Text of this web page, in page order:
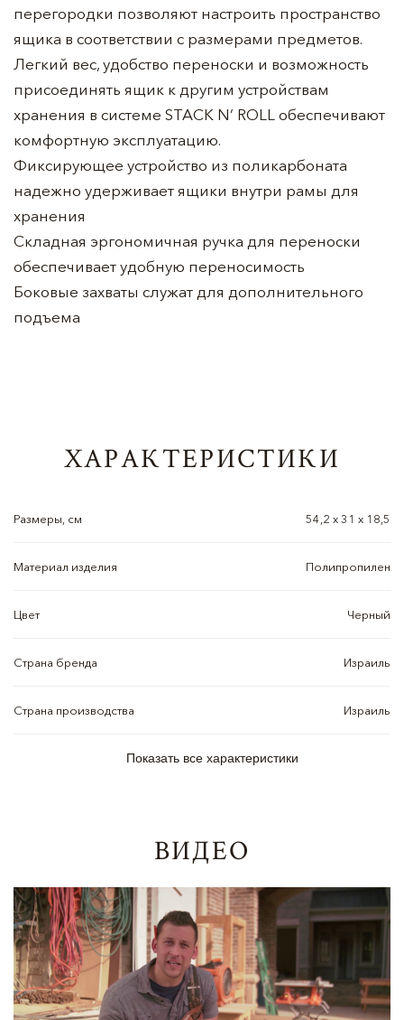
перегородки позволяют настроить пространство
ящика в соответствии с размерами предметов.
Легкий вес, удобство переноски и возможность
присоединять ящик к другим устройствам
хранения в системе STACK N’ ROLL обеспечивают
комфортную эксплуатацию.
Фиксирующее устройство из поликарбоната
надежно удерживает ящики внутри рамы для
хранения
Складная эргономичная ручка для переноски
обеспечивает удобную переносимость
Боковые захваты служат для дополнительного
подъема
ХАРАКТЕРИСТИКИ
Размеры, см 54,2 x 31 x 18,5
Материал изделия Полипропилен
Цвет Черный
Страна бренда Израиль
Страна производства Израиль
Показать все характеристики
ВИДЕО